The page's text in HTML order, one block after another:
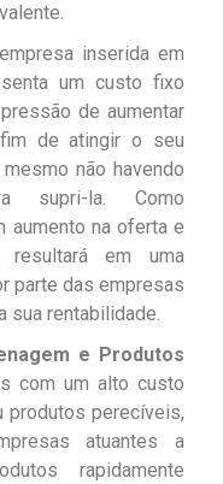
inserida em
um custo fixo
de aumentar
de atingir o seu
não havendo
supri-la. Como
aumento na oferta e
resultará em uma
parte das empresas
sua rentabilidade.
e Produtos
com um alto custo
produtos perecíveis,
atuantes a
rapidamente